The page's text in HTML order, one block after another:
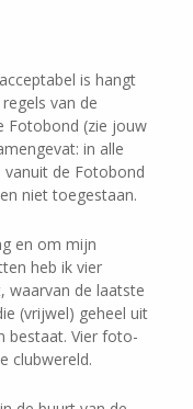
is hangt
van de
Fotobond (zie jouw
in alle
de Fotobond
niet toegestaan.
en om mijn
heb ik vier
waarvan de laatste
(vrijwel) geheel uit
bestaat. Vier foto-
clubwereld.